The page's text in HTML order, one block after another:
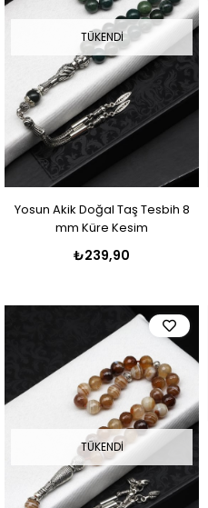
TÜKENDI
Yosun Akik Doğal Taş Tesbih 8
mm Küre Kesim
₺239,90
TÜKENDI